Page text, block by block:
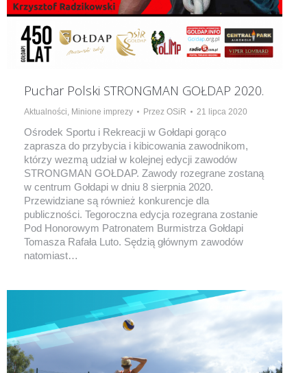
Puchar Polski STRONGMAN GOŁDAP 2020.
Aktualności, Minione imprezy Przez OSiR 21 lipca 2020
Ośrodek Sportu i Rekreacji w Gołdapi gorąco
zaprasza do przybycia i kibicowania zawodnikom,
którzy wezmą udział w kolejnej edycji zawodów
STRONGMAN GOŁDAP. Zawody rozegrane zostaną
w centrum Gołdapi w dniu 8 sierpnia 2020.
Przewidziane są również konkurencje dla
publiczności. Tegoroczna edycja rozegrana zostanie
Pod Honorowym Patronatem Burmistrza Gołdapi
Tomasza Rafała Luto. Sędzią głównym zawodów
natomiast…